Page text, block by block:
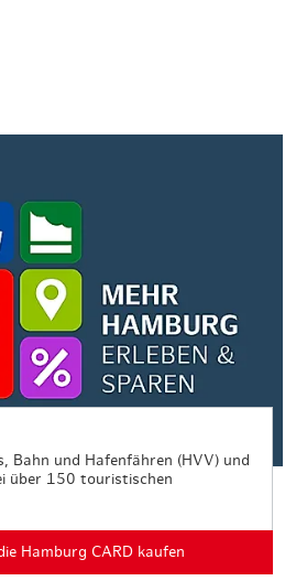
Bahn und Hafenfähren (HVV) und
über 150 touristischen
Hamburg CARD kaufen